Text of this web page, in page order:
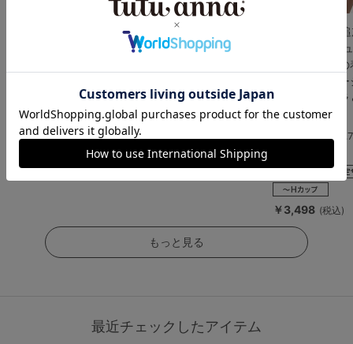
[運命のブラ]シリーズ
人気No.1 ジェマリエー
4.6
（267件）
(税込)
[特盛ブラ]チュチュア
ンナ史上一番盛れる シ
5.0
￥3,608 (税込)
【WEB限定色
[脇肉0ブラ]チ
ンナ史上最強
を叶える レー
ントレッドブラ
ーツセット
4.7
￥3,498 (税込)
もっと見る
最近チェックしたアイテム